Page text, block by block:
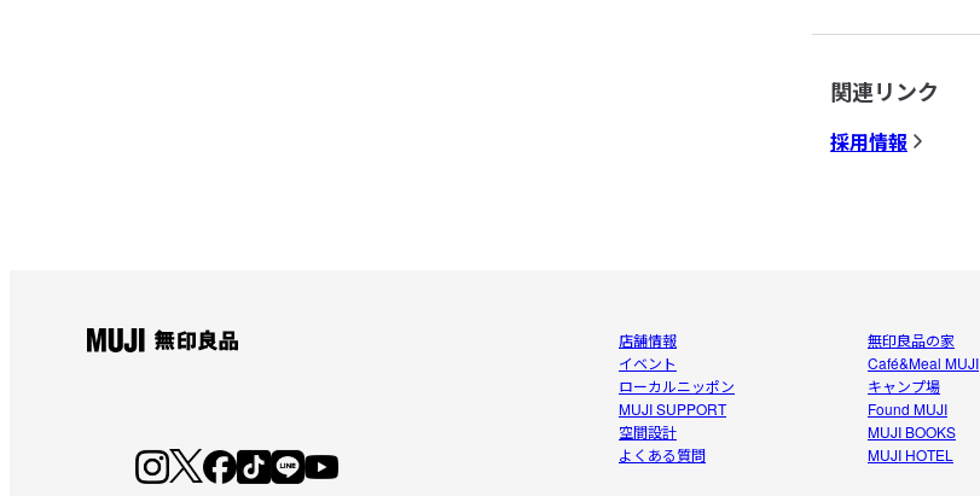
関連リンク
採用情報
店舗情報
イベント
ローカルニッポン
MUJI SUPPORT
空間設計
よくある質問
無印良品の家
Café&Meal MUJI
キャンプ場
Found MUJI
MUJI BOOKS
MUJI HOTEL